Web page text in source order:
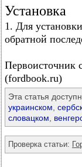
Установка
1. Для
обратной
Первоисточник
(fordbook.ru)
Эта статья
украинском
словацком
Проверка статьи: